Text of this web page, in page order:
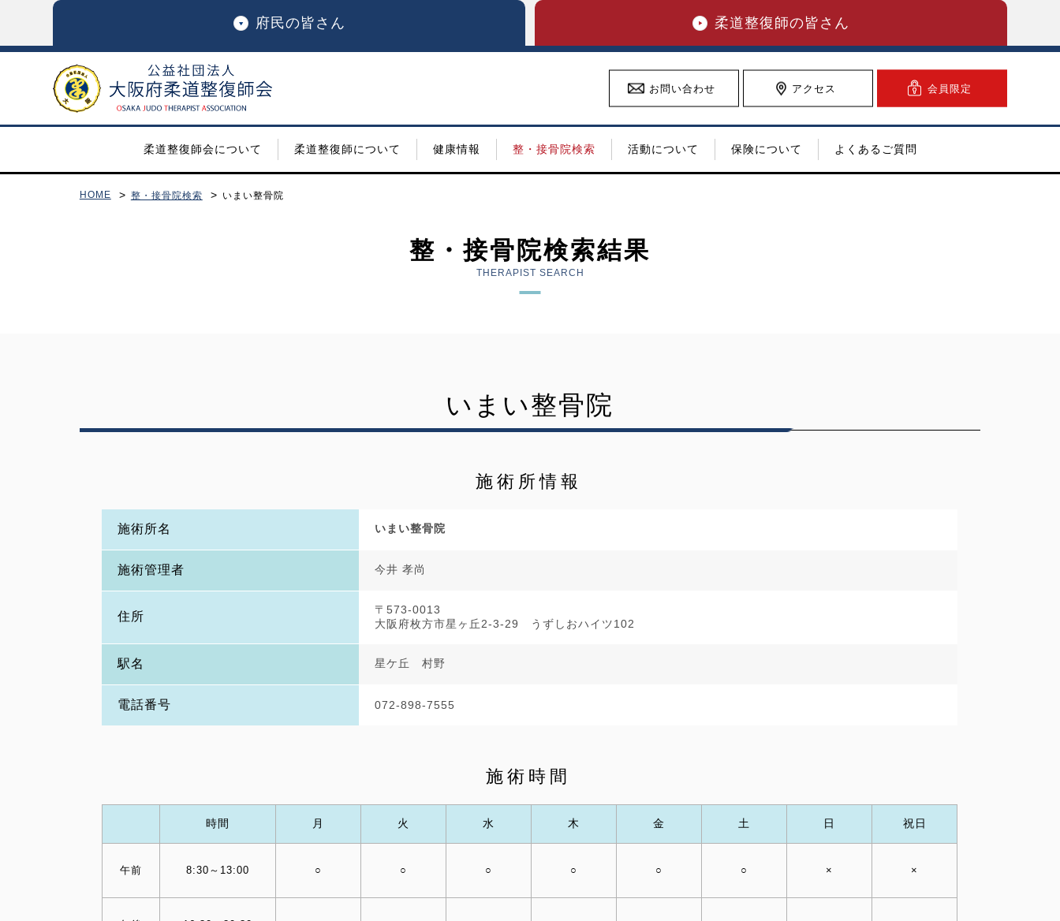
府民の皆さん 柔道整復師の皆さん
お問い合わせ アクセス 会員限定
柔道整復師会について 柔道整復師について 健康情報 整・接骨院検索 活動について 保険について よくあるご質問
HOME 整・接骨院検索 いまい整骨院
整・接骨院検索結果
THERAPIST SEARCH
いまい整骨院
施術所情報
施術所名 いまい整骨院
施術管理者 今井 孝尚
住所
〒573-0013
大阪府枚方市星ヶ丘2-3-29 うずしおハイツ102
駅名 星ケ丘 村野
電話番号 072-898-7555
施術時間
時間 月 火 水 木 金 土 日 祝日
午前 8:30～13:00 ○ ○ ○ ○ ○ ○ × ×